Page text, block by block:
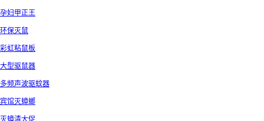
孕妇甲正王
环保灭鼠
彩虹粘鼠板
大型驱鼠器
多频声波驱蚊器
宾馆灭蟑螂
灭蟑清大促